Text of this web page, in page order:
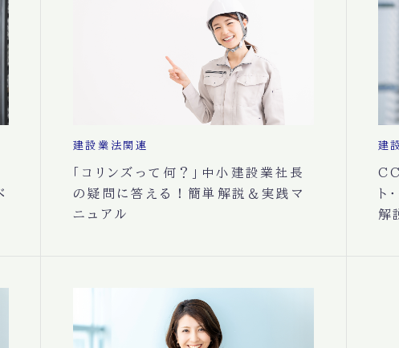
建設業法関連
「コリンズって何？」中小建設業社長
の疑問に答える！簡単解説＆実践マ
ニュアル
建
ト
解